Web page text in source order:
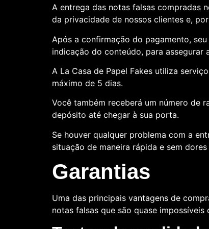
A entrega das notas falsas compradas
da privacidade de nossos clientes e,
Após a confirmação do pagamento,
indicação do conteúdo, para assegurar
A La Casa de Papel Fakes utiliza
máximo de 5 dias.
Você também receberá um número de
depósito até chegar à sua porta.
Se houver qualquer problema com a
situação de maneira rápida e sem
Garantias
Uma das principais vantagens de
notas falsas que são quase